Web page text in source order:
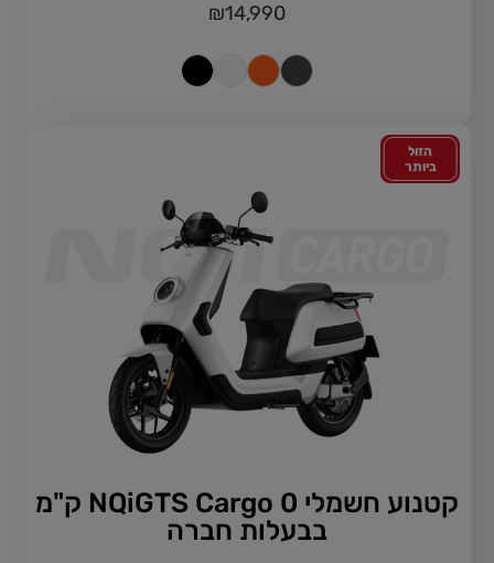
₪14,990
הזול
ביותר
קטנוע חשמלי NQiGTS Cargo 0 ק"מ
בבעלות חברה